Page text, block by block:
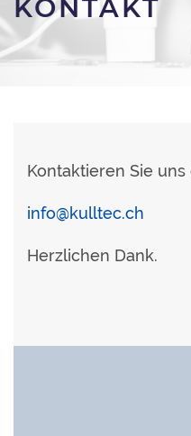
KONTAKT
Kontaktieren Sie
info@kulltec.ch
Herzlichen Dank.